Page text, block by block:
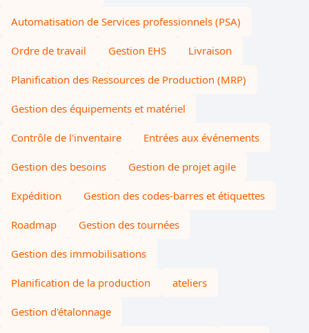
Automatisation de Services professionnels (PSA)
Ordre de travail Gestion EHS Livraison
Planification des Ressources de Production (MRP)
Gestion des équipements et matériel
Contrôle de l'inventaire Entrées aux événements
Gestion des besoins Gestion de projet agile
Expédition Gestion des codes-barres et étiquettes
Roadmap Gestion des tournées
Gestion des immobilisations
Planification de la production ateliers
Gestion d'étalonnage